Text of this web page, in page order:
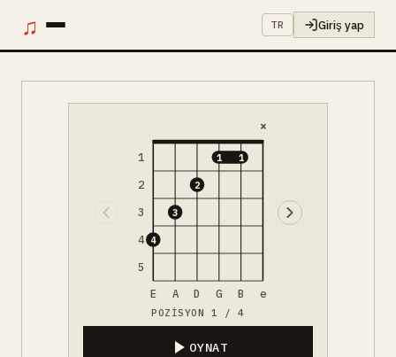
♫ TR Giriş yap
1
2
3
4
5
×
4
3
2
1 1
E A D G B e
POZISYON 1 / 4
OYNAT